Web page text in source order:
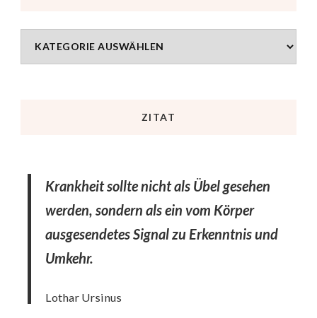
ZITAT
Krankheit sollte nicht als Übel gesehen
werden, sondern als ein vom Körper
ausgesendetes Signal zu Erkenntnis und
Umkehr.
Lothar Ursinus